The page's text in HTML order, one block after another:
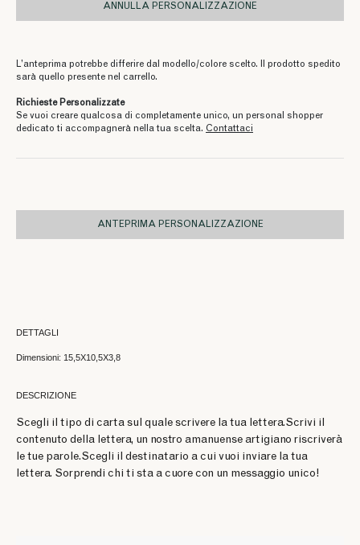
ANNULLA PERSONALIZZAZIONE
L’anteprima potrebbe differire dal modello/colore scelto. Il prodotto spedito
sarà quello presente nel carrello.
Richieste Personalizzate
Se vuoi creare qualcosa di completamente unico, un personal shopper
dedicato ti accompagnerà nella tua scelta. Contattaci
ANTEPRIMA PERSONALIZZAZIONE
DETTAGLI
Dimensioni: 15,5X10,5X3,8
DESCRIZIONE
Scegli il tipo di carta sul quale scrivere la tua lettera.Scrivi il
contenuto della lettera, un nostro amanuense artigiano riscriverà
le tue parole.Scegli il destinatario a cui vuoi inviare la tua
lettera. Sorprendi chi ti sta a cuore con un messaggio unico!